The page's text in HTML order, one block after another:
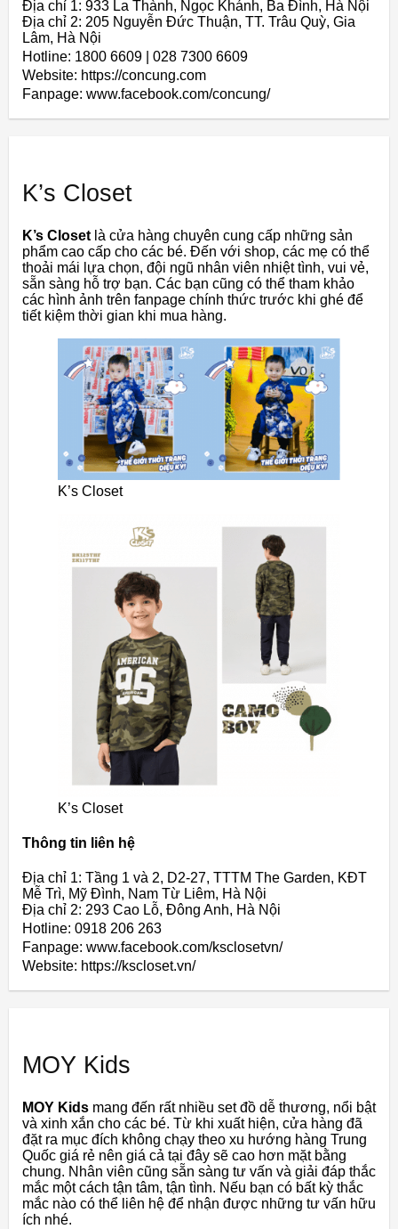
Địa chỉ 1: 933 La Thành, Ngọc Khánh, Ba Đình, Hà Nội
Địa chỉ 2: 205 Nguyễn Đức Thuận, TT. Trâu Quỳ, Gia
Lâm, Hà Nội
Hotline: 1800 6609 | 028 7300 6609
Website: https://concung.com
Fanpage: www.facebook.com/concung/
K’s Closet
K’s Closet là cửa hàng chuyên cung cấp những sản
phẩm cao cấp cho các bé. Đến với shop, các mẹ có thể
thoải mái lựa chọn, đội ngũ nhân viên nhiệt tình, vui vẻ,
sẵn sàng hỗ trợ bạn. Các bạn cũng có thể tham khảo
các hình ảnh trên fanpage chính thức trước khi ghé để
tiết kiệm thời gian khi mua hàng.
K’s Closet
K’s Closet
Thông tin liên hệ
Địa chỉ 1: Tầng 1 và 2, D2-27, TTTM The Garden, KĐT
Mễ Trì, Mỹ Đình, Nam Từ Liêm, Hà Nội
Địa chỉ 2: 293 Cao Lỗ, Đông Anh, Hà Nội
Hotline: 0918 206 263
Fanpage: www.facebook.com/ksclosetvn/
Website: https://kscloset.vn/
MOY Kids
MOY Kids mang đến rất nhiều set đồ dễ thương, nổi bật
và xinh xắn cho các bé. Từ khi xuất hiện, cửa hàng đã
đặt ra mục đích không chạy theo xu hướng hàng Trung
Quốc giá rẻ nên giá cả tại đây sẽ cao hơn mặt bằng
chung. Nhân viên cũng sẵn sàng tư vấn và giải đáp thắc
mắc một cách tận tâm, tận tình. Nếu bạn có bất kỳ thắc
mắc nào có thể liên hệ để nhận được những tư vấn hữu
ích nhé.